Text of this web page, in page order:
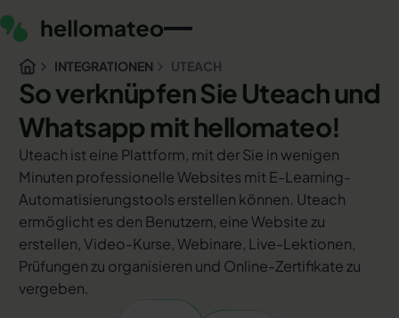
INTEGRATIONEN UTEACH
So verknüpfen Sie Uteach und
Whatsapp mit hellomateo!
Uteach ist eine Plattform, mit der Sie in wenigen
Minuten professionelle Websites mit E-Learning-
Automatisierungstools erstellen können. Uteach
ermöglicht es den Benutzern, eine Website zu
erstellen, Video-Kurse, Webinare, Live-Lektionen,
Prüfungen zu organisieren und Online-Zertifikate zu
vergeben.